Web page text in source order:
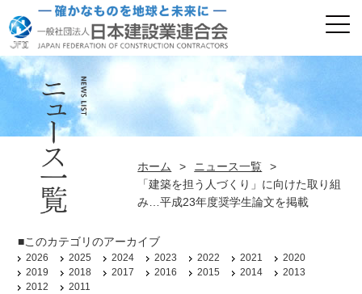
ホーム > ニュース一覧
>
「建築を担う人づくり」に向けた取り組
み…平成23年度奨学生論文を掲載
■このカテゴリのアーカイブ
2026 2025 2024 2023 2022 2021
2020
2019
2018 2017 2016 2015 2014
2013
2012
2011